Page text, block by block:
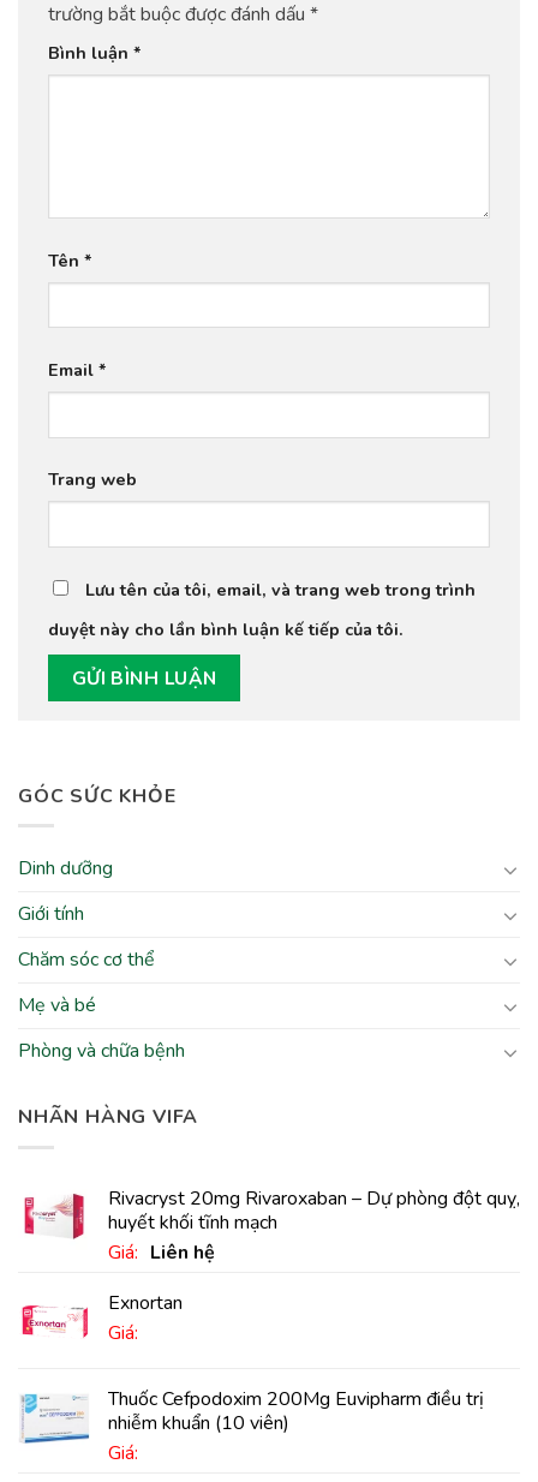
GÓC SỨC KHỎE
Dinh dưỡng
Giới tính
Chăm sóc cơ thể
Mẹ và bé
Phòng và chữa bệnh
NHÃN HÀNG VIFA
Rivacryst 20mg Rivaroxaban – Dự phòng đột quỵ,
huyết khối tĩnh mạch
Giá: Liên hệ
Exnortan
Giá:
Thuốc Cefpodoxim 200Mg Euvipharm điều trị
nhiễm khuẩn (10 viên)
Giá:
trường bắt buộc được đánh dấu *
Bình luận *
Tên *
Email *
Trang web
Lưu tên của tôi, email, và trang web trong trình
duyệt này cho lần bình luận kế tiếp của tôi.